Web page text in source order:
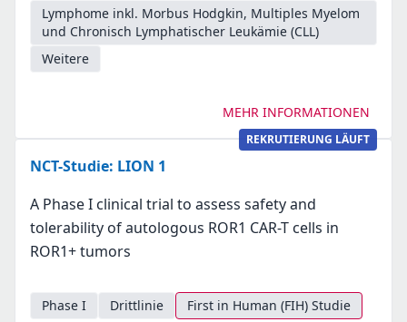
Lymphome inkl. Morbus Hodgkin, Multiples Myelom
und Chronisch Lymphatischer Leukämie (CLL)
Weitere
MEHR INFORMATIONEN
REKRUTIERUNG LÄUFT
NCT-Studie: LION 1
A Phase I clinical trial to assess safety and
tolerability of autologous ROR1 CAR-T cells in
ROR1+ tumors
Phase I Drittlinie First in Human (FIH) Studie